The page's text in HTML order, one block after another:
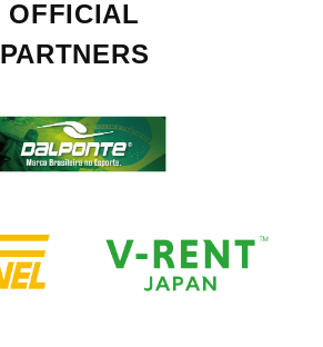
OFFICIAL
PARTNERS